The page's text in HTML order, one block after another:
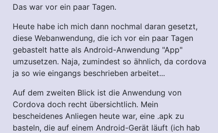
Das war vor ein paar Tagen.
Heute habe ich mich dann nochmal daran gesetzt,
diese Webanwendung, die ich vor ein paar Tagen
gebastelt hatte als Android-Anwendung "App"
umzusetzen. Naja, zumindest so ähnlich, da cordova
ja so wie eingangs beschrieben arbeitet...
Auf dem zweiten Blick ist die Anwendung von
Cordova doch recht übersichtlich. Mein
bescheidenes Anliegen heute war, eine .apk zu
basteln, die auf einem Android-Gerät läuft (ich hab